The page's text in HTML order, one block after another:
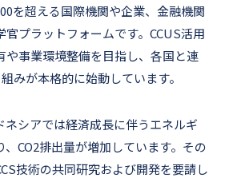
を超える国際機関や企業、金融機関
官プラットフォームです。CCUS活用
や事業環境整備を目指し、各国と連
みが本格的に始動しています。
ネシアでは経済成長に伴うエネルギ
CO2排出量が増加しています。その
技術の共同研究および開発を要請し